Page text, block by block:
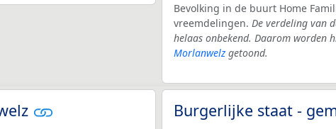
Bevolking in de buurt Home
vreemdelingen. De verdeling van
helaas onbekend. Daarom worden
Morlanwelz getoond.
Burgerlijke staat -